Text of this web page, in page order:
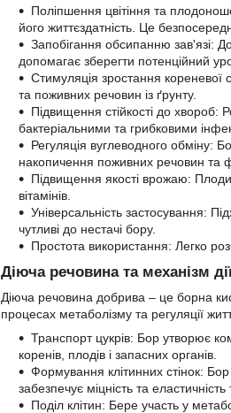
Поліпшення цвітіння та
його життєздатність. Це
Запобігання обсипанню зав'язі:
допомагає зберегти потенційний
Стимуляція зростання
та поживних речовин із ґрунту.
Підвищення стійкості до
бактеріальними та грибковими
Регуляція вуглеводного обміну:
накопичення поживних речовин та
Підвищення якості врожаю: Плоди
вітамінів.
Універсальність застосування:
чутливі до нестачі бору.
Простота використання: Легко
Діюча речовина та механізм
Діюча речовина добрива – це борна
процесах метаболізму та регуляції
Транспорт цукрів: Бор утворює
коренів, плодів і запасних органів.
Формування клітинних стінок:
забезпечує міцність та
Поділ клітин: Бере участь у